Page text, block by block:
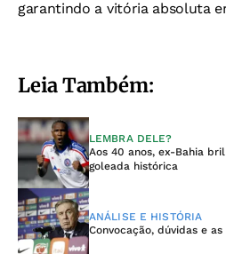
garantindo a vitória absoluta
Leia Também:
LEMBRA DELE?
Aos 40 anos, ex-Bahia
goleada histórica
ANÁLISE E HISTÓRIA
Convocação, dúvidas e